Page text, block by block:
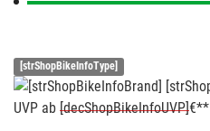
[strShopBikeInfoType]
UVP ab [decShopBikeInfoUVP]€**